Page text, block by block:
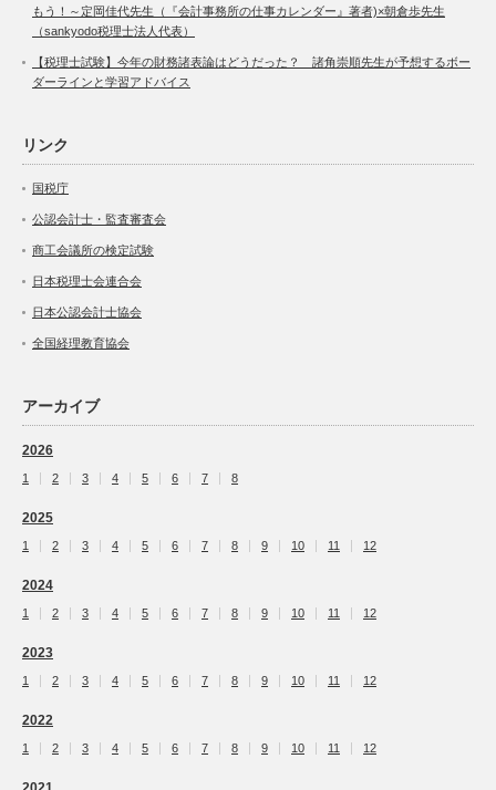
もう！～定岡佳代先生（『会計事務所の仕事カレンダー』著者)×朝倉歩先生
（sankyodo税理士法人代表）
【税理士試験】今年の財務諸表論はどうだった？ 諸角崇順先生が予想するボー
ダーラインと学習アドバイス
リンク
国税庁
公認会計士・監査審査会
商工会議所の検定試験
日本税理士会連合会
日本公認会計士協会
全国経理教育協会
アーカイブ
2026
1 2 3 4 5 6 7 8
2025
1 2 3 4 5 6 7 8 9 10 11 12
2024
1 2 3 4 5 6 7 8 9 10 11 12
2023
1 2 3 4 5 6 7 8 9 10 11 12
2022
1 2 3 4 5 6 7 8 9 10 11 12